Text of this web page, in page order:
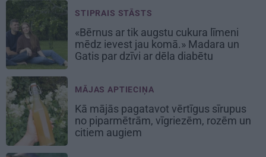
STIPRAIS STĀSTS
«Bērnus ar tik augstu cukura līmeni
mēdz ievest jau komā.» Madara un
Gatis par dzīvi ar dēla diabētu
MĀJAS APTIECIŅA
Kā mājās pagatavot vērtīgus sīrupus
no piparmētrām, vīgriezēm, rozēm un
citiem augiem